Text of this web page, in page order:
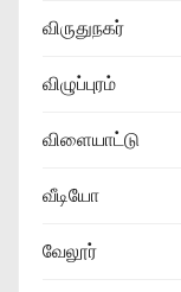
விருதுநகர்
விழுப்புரம்
விளையாட்டு
வீடியோ
வேலூர்